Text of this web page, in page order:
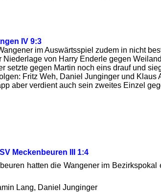
IV 9:3
im Auswärtsspiel zudem in nicht
von Harry Enderle gegen
setzte gegen Martin noch eins drauf und
Fritz Weh, Daniel Junginger und
aber verdient auch sein zweites Einzel
Meckenbeuren III 1:4
hatten die Wangener im
Lang, Daniel Junginger